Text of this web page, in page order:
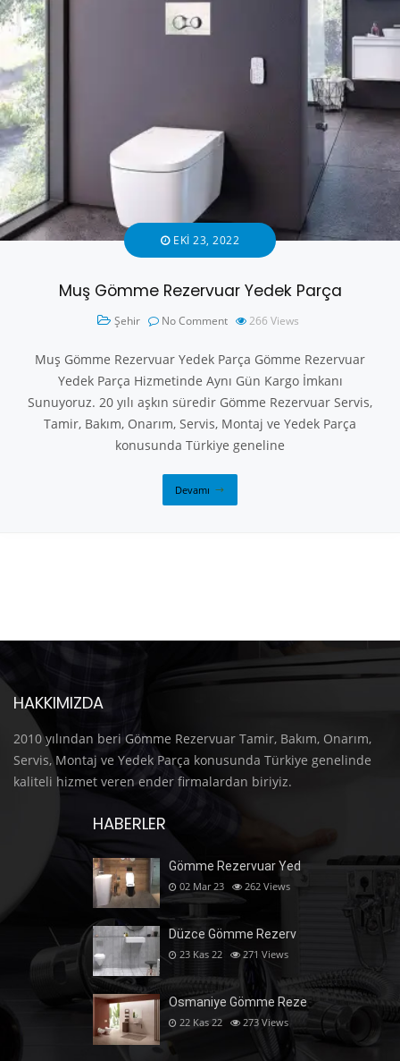
EKI 23, 2022
Muş Gömme Rezervuar Yedek Parça
Şehir No Comment 266 Views
Muş Gömme Rezervuar Yedek Parça Gömme Rezervuar
Yedek Parça Hizmetinde Aynı Gün Kargo İmkanı
Sunuyoruz. 20 yılı aşkın süredir Gömme Rezervuar Servis,
Tamir, Bakım, Onarım, Servis, Montaj ve Yedek Parça
konusunda Türkiye geneline
Devamı
HAKKIMIZDA
2010 yılından beri Gömme Rezervuar Tamir, Bakım, Onarım,
Servis, Montaj ve Yedek Parça konusunda Türkiye genelinde
kaliteli hizmet veren ender firmalardan biriyiz.
HABERLER
Gömme Rezervuar Yed
02 Mar 23 262 Views
Düzce Gömme Rezerv
23 Kas 22 271 Views
Osmaniye Gömme Reze
22 Kas 22 273 Views